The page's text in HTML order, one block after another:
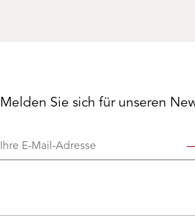
Melden Sie sich für unseren
Ihre